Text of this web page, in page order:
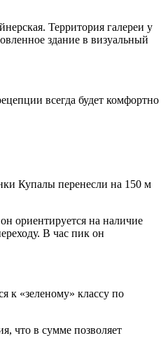
Территория галереи у
здание в визуальный
всегда будет комфортно
Купалы перенесли на 150 м
ориентируется на наличие
В час пик он
к «зеленому» классу по
что в сумме позволяет